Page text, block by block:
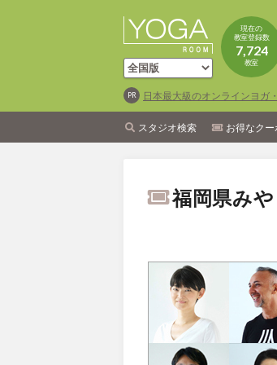
現在の
教室登録数
7,724
教室
日本最大級のオンラインヨガ
スタジオ検索 お得なクー
福岡県み